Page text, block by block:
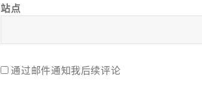
站点
通过邮件通知我后续评论